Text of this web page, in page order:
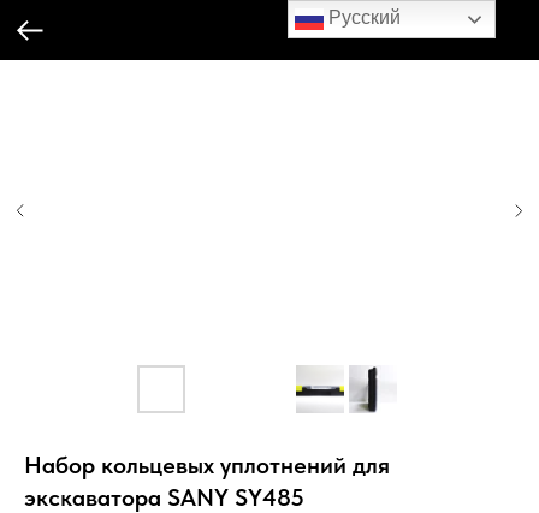
Русский
Набор кольцевых уплотнений для
экскаватора SANY SY485